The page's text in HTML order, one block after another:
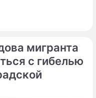
мигранта
с гибелью